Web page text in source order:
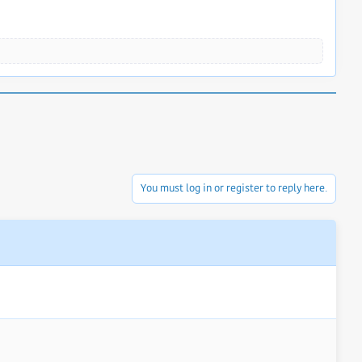
You must log in or register to reply here.